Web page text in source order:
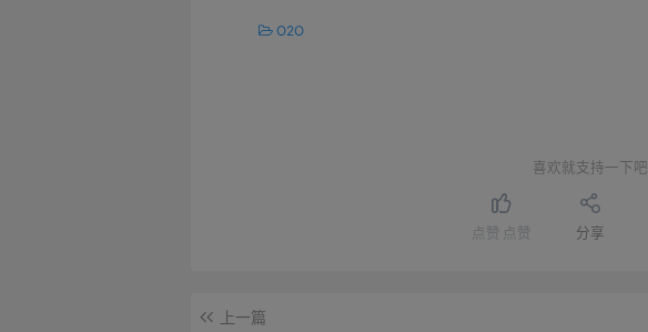
O2O
喜欢就支持一下吧
点赞 点赞 分享
上一篇